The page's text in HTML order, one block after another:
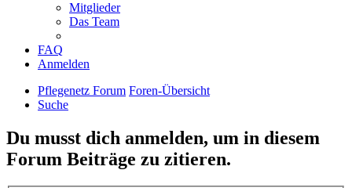
Mitglieder
Das Team
FAQ
Anmelden
Pflegenetz Forum Foren-Übersicht
Suche
Du musst dich anmelden, um in diesem
Forum Beiträge zu zitieren.